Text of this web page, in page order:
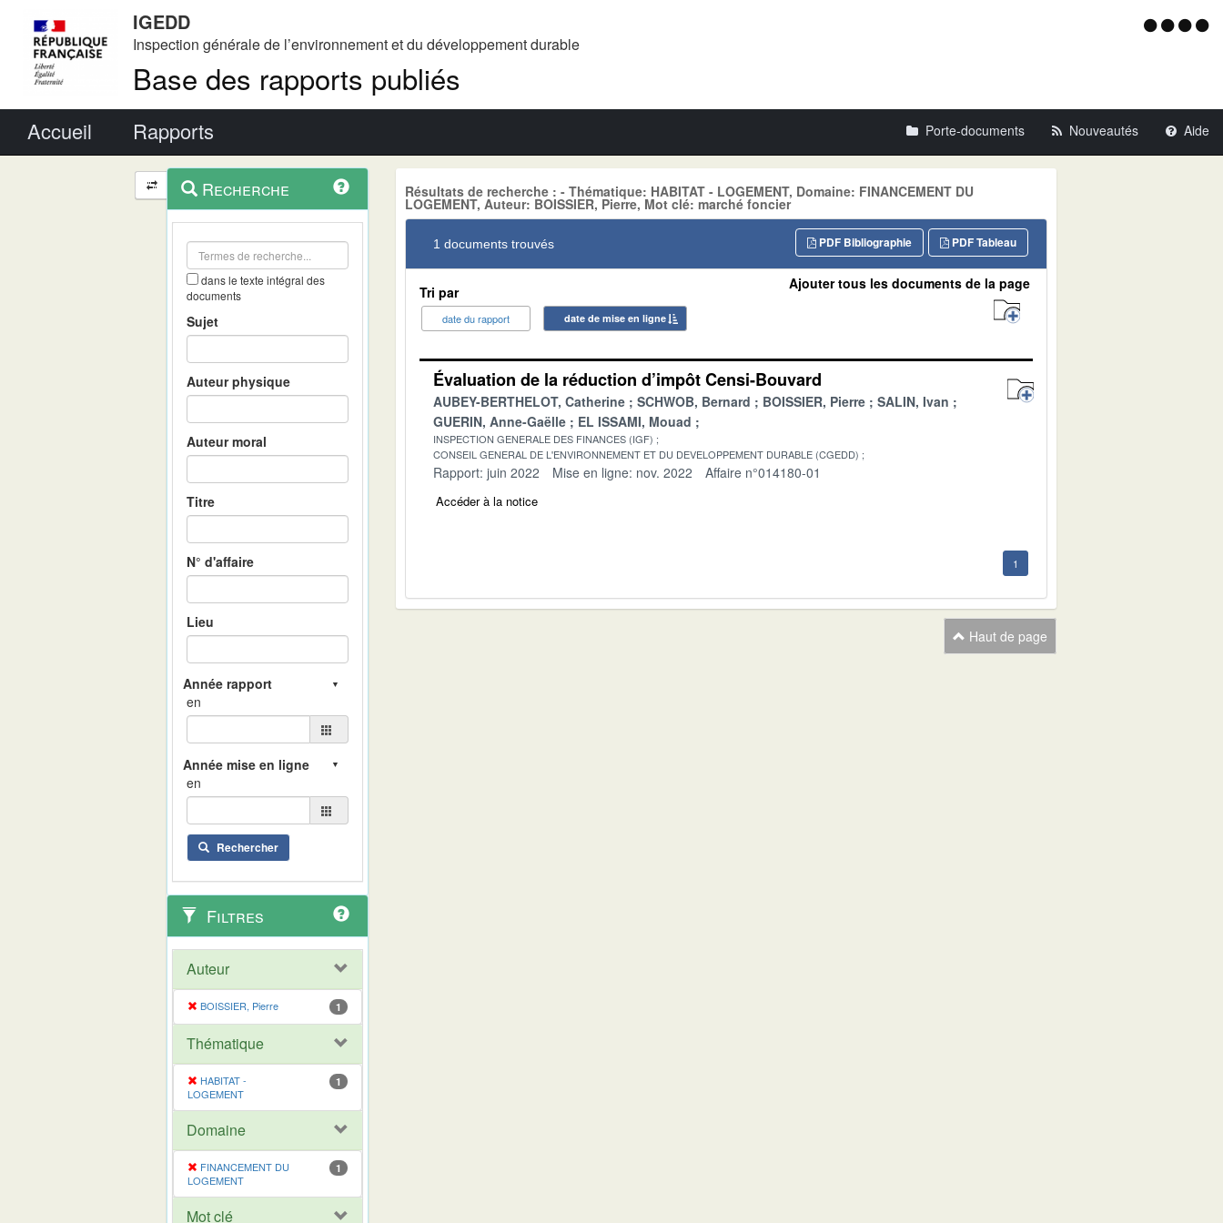
IGEDD
Inspection générale de l’environnement et du développement durable
Base des rapports publiés
Menu
Accueil Rapports Porte-documents Nouveautés Aide
Navigation
et
outils
contextuel
Recherche
dans le texte intégral des
documents
Sujet
Auteur physique
Auteur moral
Titre
N° d'affaire
Lieu
en
en
Rechercher
Filtres
Auteur
BOISSIER, Pierre 1
Thématique
HABITAT -
LOGEMENT
1
Domaine
FINANCEMENT DU
LOGEMENT
1
Mot clé
Résultats de recherche : - Thématique: HABITAT - LOGEMENT, Domaine: FINANCEMENT DU
LOGEMENT, Auteur: BOISSIER, Pierre, Mot clé: marché foncier
1 documents trouvés PDF Tableau
PDF Bibliographie
Tri par
date du rapport date de mise en ligne
Ajouter tous les documents de la page
Évaluation de la réduction d’impôt Censi-Bouvard
AUBEY-BERTHELOT, Catherine SCHWOB, Bernard BOISSIER, Pierre
SALIN, Ivan
GUERIN, Anne-Gaëlle
EL ISSAMI, Mouad
INSPECTION GENERALE DES FINANCES (IGF)
CONSEIL GENERAL DE L'ENVIRONNEMENT ET DU DEVELOPPEMENT DURABLE (CGEDD)
Rapport: juin 2022 Mise en ligne: nov. 2022 Affaire n°014180-01
Accéder à la notice
1
Haut de page